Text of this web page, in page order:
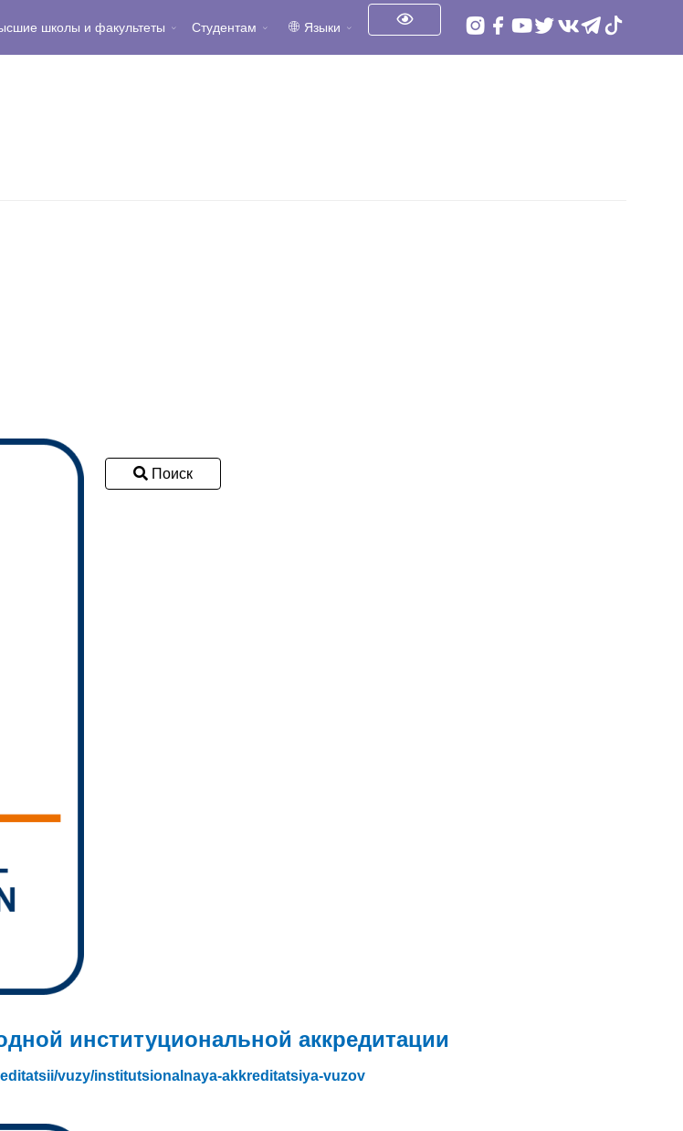
школы и факультеты Студентам Языки
Поиск
институциональной аккредитации
vuzy/institutsionalnaya-akkreditatsiya-vuzov